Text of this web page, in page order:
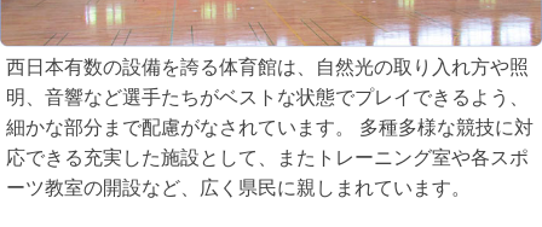
西日本有数の設備を誇る体育館は、自然光の取り入れ方や照
明、音響など選手たちがベストな状態でプレイできるよう、
細かな部分まで配慮がなされています。 多種多様な競技に対
応できる充実した施設として、またトレーニング室や各スポ
ーツ教室の開設など、広く県民に親しまれています。